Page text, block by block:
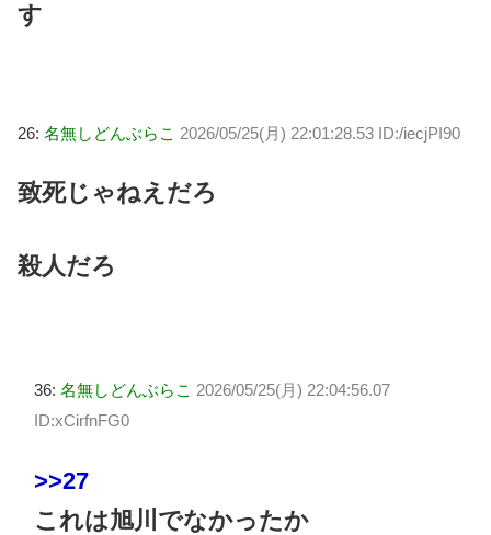
す
26: 名無しどんぶらこ 2026/05/25(月) 22:01:28.53 ID:/iecjPI90
致死じゃねえだろ
殺人だろ
36: 名無しどんぶらこ 2026/05/25(月) 22:04:56.07
ID:xCirfnFG0
>>27
これは旭川でなかったか